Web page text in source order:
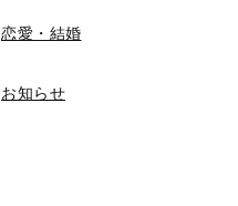
恋愛・結婚
お知らせ